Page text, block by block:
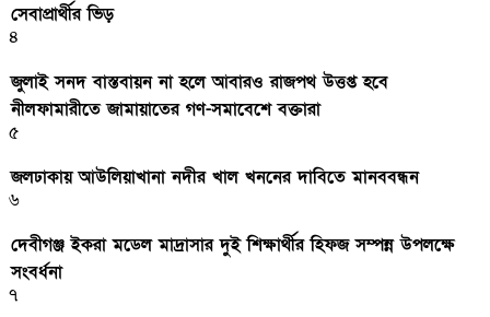
সেবাপ্রার্থীর ভিড়
৪
জুলাই সনদ বাস্তবায়ন না হলে আবারও রাজপথ উত্তপ্ত হবে
নীলফামারীতে জামায়াতের গণ-সমাবেশে বক্তারা
৫
জলঢাকায় আউলিয়াখানা নদীর খাল খননের দাবিতে মানববন্ধন
৬
দেবীগঞ্জ ইকরা মডেল মাদ্রাসার দুই শিক্ষার্থীর হিফজ সম্পন্ন উপলক্ষে
সংবর্ধনা
৭